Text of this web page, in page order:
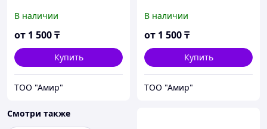
В наличии
от 1 500₸
Купить
ТОО "Амир"
В наличии
от 1 500₸
Купить
ТОО "Амир"
Смотри также